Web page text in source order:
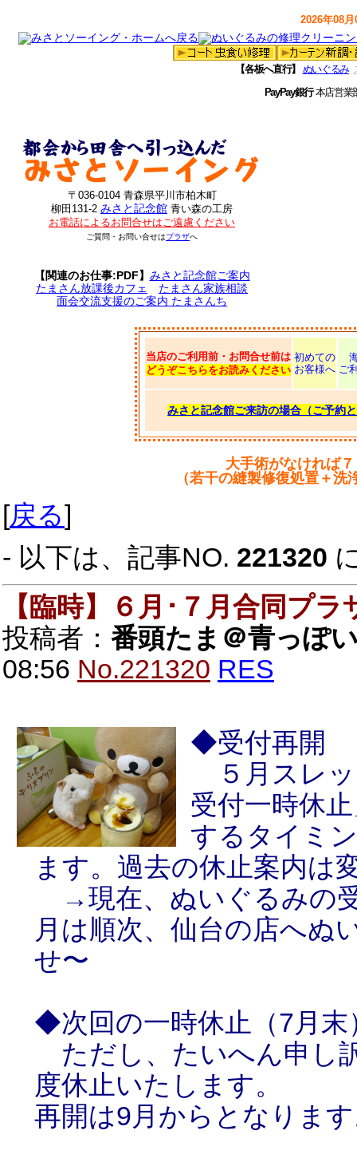
2026年08
【各板へ直行】 ぬいぐるみ
PayPay銀行本店営
〒036-0104 青森県平川市柏木町
柳田131-2 みさと記念館 青い森の工房
お電話によるお問合せはご遠慮ください
ご質問・お問い合せはプラザへ
【関連のお仕事:PDF】 みさと記念館ご案内
たまさん放課後カフェ
たまさん家族相談
面会交流支援のご案内 たまさんち
当店のご利用前・お問合せ前は
どうぞこちらをお読みください
初めての
お客様へ ご
みさと記念館ご来訪の場合（ご予約
大手術がなければ
（若干の縫製修復処置＋
[戻る]
- 以下は、記事NO. 221320
【臨時】６月･７月合同プ
投稿者： 番頭たま＠青っぽ
08:56 No.221320 RES
◆受付再開
５月スレッ
受付一時休
するタイミ
ます。過去の休止案内は
→現在、ぬいぐるみの
月は順次、仙台の店へぬ
せ〜
◆次回の一時休止（7月末
ただし、たいへん申し
度休止いたします。
再開は9月からとなりま